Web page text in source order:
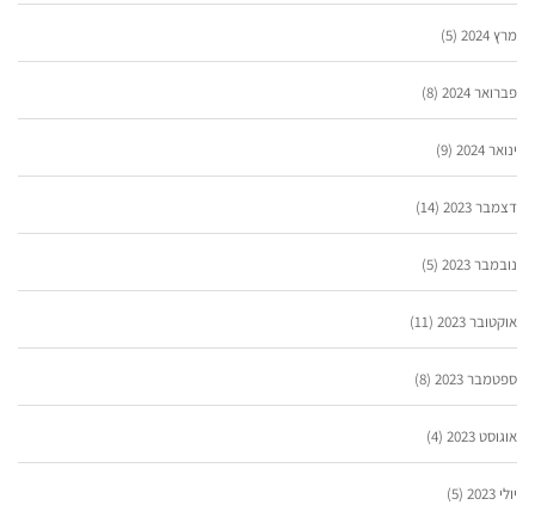
מרץ 2024 (5)
פברואר 2024 (8)
ינואר 2024 (9)
דצמבר 2023 (14)
נובמבר 2023 (5)
אוקטובר 2023 (11)
ספטמבר 2023 (8)
אוגוסט 2023 (4)
יולי 2023 (5)